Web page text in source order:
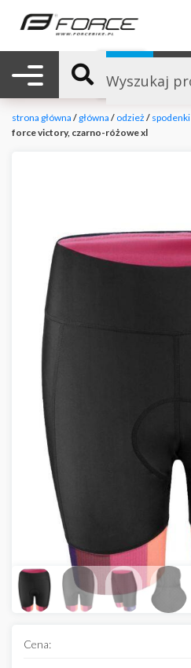
Nawigacja mobilna B2B
strona główna / główna / odzież / spodenki
force victory, czarno-różowe xl
Cena: